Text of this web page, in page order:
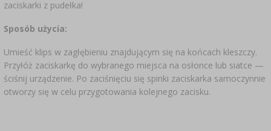
zaciskarki z pudełka!
Sposób użycia:
Umieść klips w zagłębieniu znajdującym się na końcach kleszczy.
Przyłóż zaciskarkę do wybranego miejsca na osłonce lub siatce —
ściśnij urządzenie. Po zaciśnięciu się spinki zaciskarka samoczynnie
otworzy się w celu przygotowania kolejnego zacisku.